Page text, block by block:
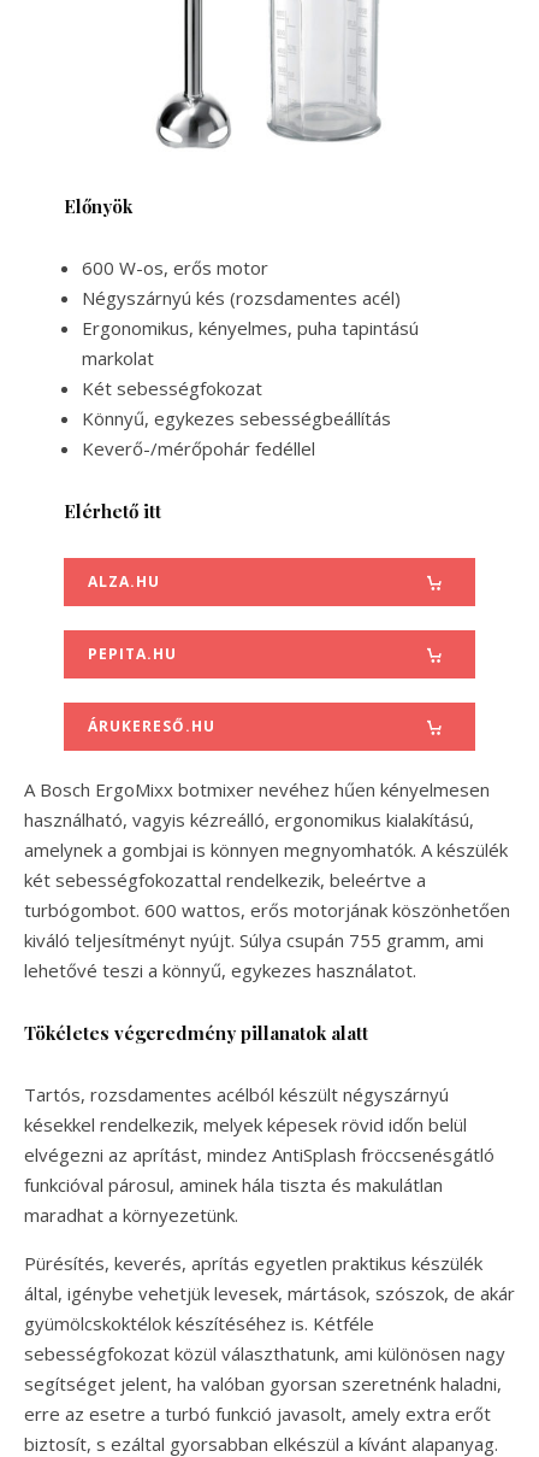
Előnyök
600 W-os, erős motor
Négyszárnyú kés (rozsdamentes acél)
Ergonomikus, kényelmes, puha tapintású
markolat
Két sebességfokozat
Könnyű, egykezes sebességbeállítás
Keverő-/mérőpohár fedéllel
Elérhető itt
ALZA.HU
PEPITA.HU
ÁRUKERESŐ.HU
A Bosch ErgoMixx botmixer nevéhez hűen kényelmesen
használható, vagyis kézreálló, ergonomikus kialakítású,
amelynek a gombjai is könnyen megnyomhatók. A készülék
két sebességfokozattal rendelkezik, beleértve a
turbógombot. 600 wattos, erős motorjának köszönhetően
kiváló teljesítményt nyújt. Súlya csupán 755 gramm, ami
lehetővé teszi a könnyű, egykezes használatot.
Tökéletes végeredmény pillanatok alatt
Tartós, rozsdamentes acélból készült négyszárnyú
késekkel rendelkezik, melyek képesek rövid időn belül
elvégezni az aprítást, mindez AntiSplash fröccsenésgátló
funkcióval párosul, aminek hála tiszta és makulátlan
maradhat a környezetünk.
Pürésítés, keverés, aprítás egyetlen praktikus készülék
által, igénybe vehetjük levesek, mártások, szószok, de akár
gyümölcskoktélok készítéséhez is. Kétféle
sebességfokozat közül választhatunk, ami különösen nagy
segítséget jelent, ha valóban gyorsan szeretnénk haladni,
erre az esetre a turbó funkció javasolt, amely extra erőt
biztosít, s ezáltal gyorsabban elkészül a kívánt alapanyag.